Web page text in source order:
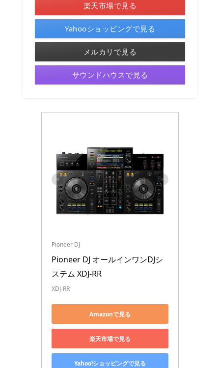
楽天市場で見る
Yahooショッピングで見る
メルカリで見る
サウンドハウスで見る
Pioneer DJ
Pioneer DJ オールインワンDJシ
ステム XDJ-RR
XDJ-RR
Amazonで見る
楽天市場で見る
Yahoo!ショッピングで見る